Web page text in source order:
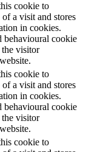
cookie to
a visit and stores
in cookies.
behavioural cookie
the visitor
cookie to
a visit and stores
in cookies.
behavioural cookie
the visitor
cookie to